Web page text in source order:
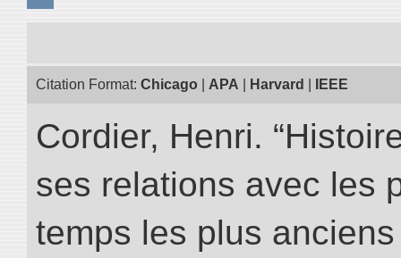
Citation Format: Chicago APA Harvard IEEE
Cordier, Henri.
ses relations avec les
temps les plus